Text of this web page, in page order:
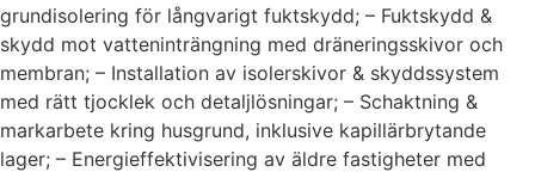
grundisolering för långvarigt fuktskydd; – Fuktskydd &
skydd mot vatteninträngning med dräneringsskivor och
membran; – Installation av isolerskivor & skyddssystem
med rätt tjocklek och detaljlösningar; – Schaktning &
markarbete kring husgrund, inklusive kapillärbrytande
lager; – Energieffektivisering av äldre fastigheter med